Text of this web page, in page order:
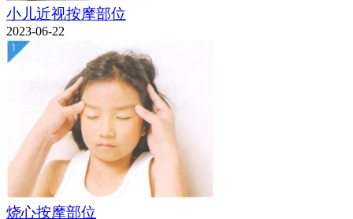
小儿近视按摩部位
2023-06-22
烧心按摩部位